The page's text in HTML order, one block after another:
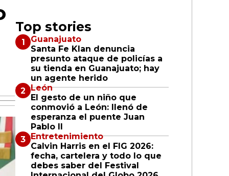
Top stories
Guanajuato
Santa Fe Klan denuncia
presunto ataque de policías a
su tienda en Guanajuato; hay
un agente herido
León
El gesto de un niño que
conmovió a León: llenó de
esperanza el puente Juan
Pablo II
Entretenimiento
Calvin Harris en el FIG 2026:
fecha, cartelera y todo lo que
debes saber del Festival